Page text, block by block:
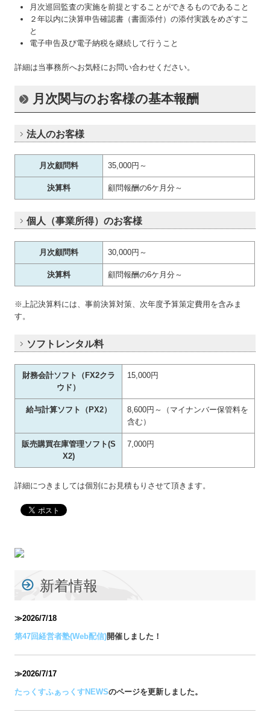
新着情報
≫2026/7/18
第47回経営者塾(Web配信)開催しました！
≫2026/7/17
たっくすふぁっくすNEWSのページを更新しました。
月次巡回監査の実施を前提とすることができるものであること
２年以内に決算申告確認書（書面添付）の添付実践をめざすこ
と
電子申告及び電子納税を継続して行うこと
詳細は当事務所へお気軽にお問い合わせください。
月次関与のお客様の基本報酬
法人のお客様
月次顧問料 35,000円～
決算料 顧問報酬の6ケ月分～
個人（事業所得）のお客様
月次顧問料 30,000円～
決算料 顧問報酬の6ケ月分～
※上記決算料には、事前決算対策、次年度予算策定費用を含みま
す。
ソフトレンタル料
財務会計ソフト（FX2クラ
ウド）
15,000円
給与計算ソフト（PX2）
8,600円～（マイナンバー保管料を
含む）
販売購買在庫管理ソフト(S
X2)
7,000円
詳細につきましては個別にお見積もりさせて頂きます。